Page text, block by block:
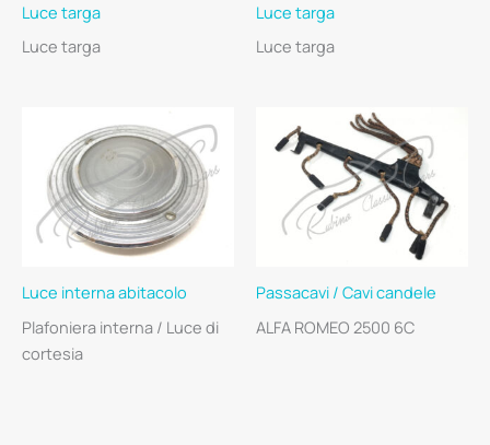
Luce targa
Luce targa
Luce targa
Luce targa
Luce interna abitacolo
Plafoniera interna / Luce di
cortesia
Passacavi / Cavi candele
ALFA ROMEO 2500 6C